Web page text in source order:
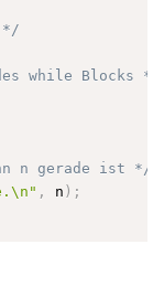
*/
while Blocks */
n gerade ist */
, n ) ;